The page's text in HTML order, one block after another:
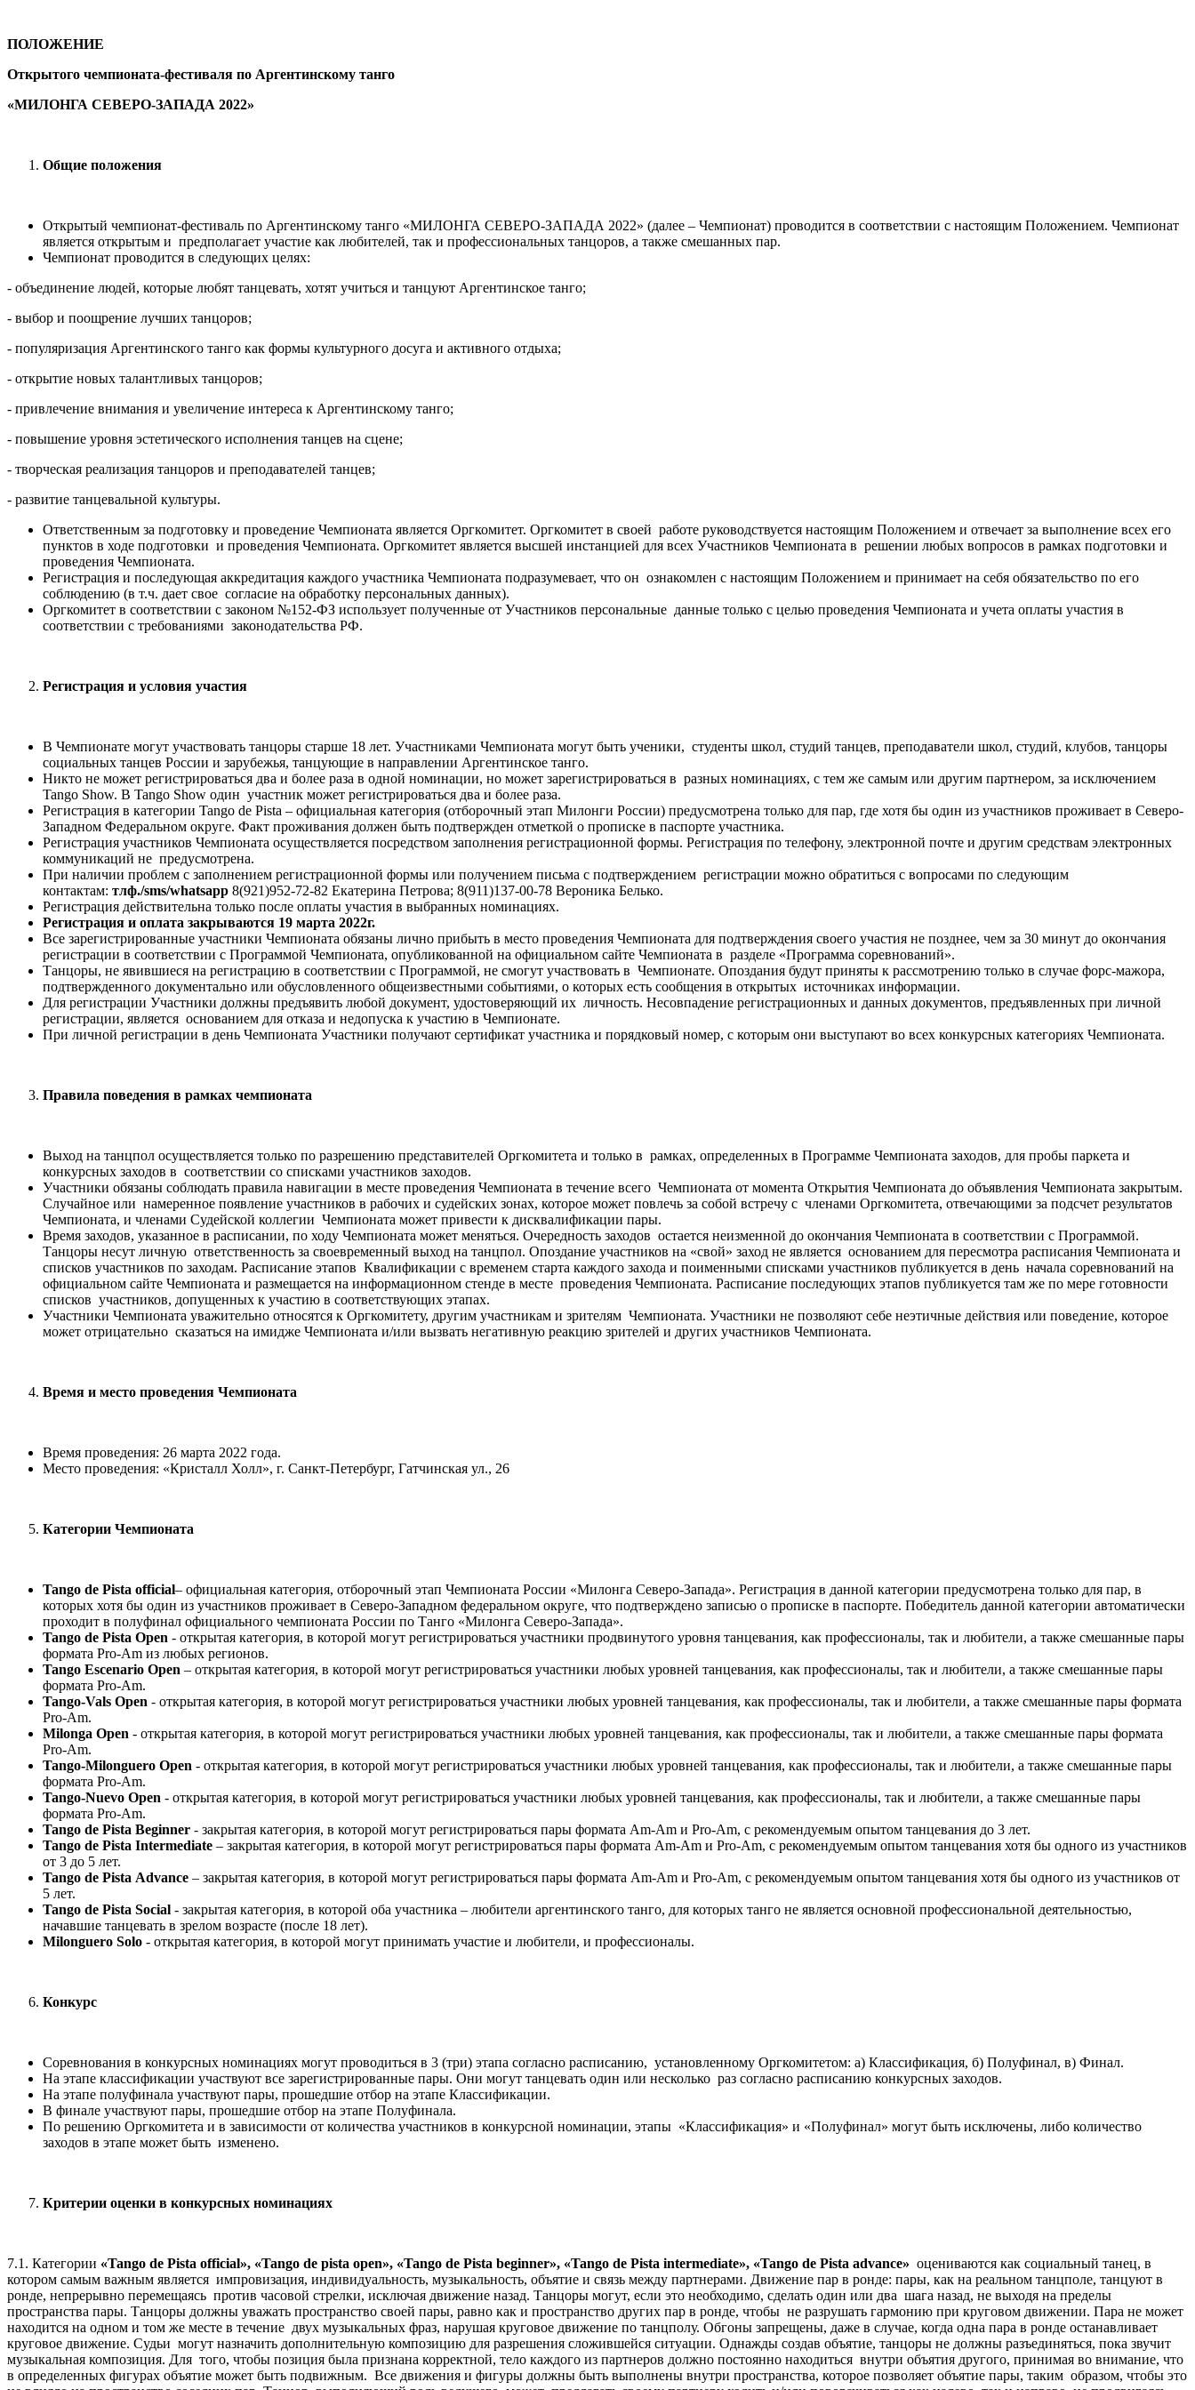
ПОЛОЖЕНИЕ
Открытого чемпионата-фестиваля по Аргентинскому танго
«МИЛОНГА СЕВЕРО-ЗАПАДА 2022»
Общие положения
Открытый чемпионат-фестиваль по Аргентинскому танго «МИЛОНГА СЕВЕРО-ЗАПАДА 2022» (далее – Чемпионат) проводится в соответствии с настоящим Положением. Чемпионат
является открытым и предполагает участие как любителей, так и профессиональных танцоров, а также смешанных пар.
Чемпионат проводится в следующих целях:
- объединение людей, которые любят танцевать, хотят учиться и танцуют Аргентинское танго;
- выбор и поощрение лучших танцоров;
- популяризация Аргентинского танго как формы культурного досуга и активного отдыха;
- открытие новых талантливых танцоров;
- привлечение внимания и увеличение интереса к Аргентинскому танго;
- повышение уровня эстетического исполнения танцев на сцене;
- творческая реализация танцоров и преподавателей танцев;
- развитие танцевальной культуры.
Ответственным за подготовку и проведение Чемпионата является Оргкомитет. Оргкомитет в своей работе руководствуется настоящим Положением и отвечает за выполнение всех его
пунктов в ходе подготовки и проведения Чемпионата. Оргкомитет является высшей инстанцией для всех Участников Чемпионата в решении любых вопросов в рамках подготовки и
проведения Чемпионата.
Регистрация и последующая аккредитация каждого участника Чемпионата подразумевает, что он ознакомлен с настоящим Положением и принимает на себя обязательство по его
соблюдению (в т.ч. дает свое согласие на обработку персональных данных).
Оргкомитет в соответствии с законом №152-ФЗ использует полученные от Участников персональные данные только с целью проведения Чемпионата и учета оплаты участия в
соответствии с требованиями законодательства РФ.
Регистрация и условия участия
В Чемпионате могут участвовать танцоры старше 18 лет. Участниками Чемпионата могут быть ученики, студенты школ, студий танцев, преподаватели школ, студий, клубов, танцоры
социальных танцев России и зарубежья, танцующие в направлении Аргентинское танго.
Никто не может регистрироваться два и более раза в одной номинации, но может зарегистрироваться в разных номинациях, с тем же самым или другим партнером, за исключением
Tango Show. В Tango Show один участник может регистрироваться два и более раза.
Регистрация в категории Tango de Pista – официальная категория (отборочный этап Милонги России) предусмотрена только для пар, где хотя бы один из участников проживает в Северо-
Западном Федеральном округе. Факт проживания должен быть подтвержден отметкой о прописке в паспорте участника.
Регистрация участников Чемпионата осуществляется посредством заполнения регистрационной формы. Регистрация по телефону, электронной почте и другим средствам электронных
коммуникаций не предусмотрена.
При наличии проблем с заполнением регистрационной формы или получением письма с подтверждением регистрации можно обратиться с вопросами по следующим
контактам: тлф./sms/whatsapp 8(921)952-72-82 Екатерина Петрова; 8(911)137-00-78 Вероника Белько.
Регистрация действительна только после оплаты участия в выбранных номинациях.
Регистрация и оплата закрываются 19 марта 2022г.
Все зарегистрированные участники Чемпионата обязаны лично прибыть в место проведения Чемпионата для подтверждения своего участия не позднее, чем за 30 минут до окончания
регистрации в соответствии с Программой Чемпионата, опубликованной на официальном сайте Чемпионата в разделе «Программа соревнований».
Танцоры, не явившиеся на регистрацию в соответствии с Программой, не смогут участвовать в Чемпионате. Опоздания будут приняты к рассмотрению только в случае форс-мажора,
подтвержденного документально или обусловленного общеизвестными событиями, о которых есть сообщения в открытых источниках информации.
Для регистрации Участники должны предъявить любой документ, удостоверяющий их личность. Несовпадение регистрационных и данных документов, предъявленных при личной
регистрации, является основанием для отказа и недопуска к участию в Чемпионате.
При личной регистрации в день Чемпионата Участники получают сертификат участника и порядковый номер, с которым они выступают во всех конкурсных категориях Чемпионата.
Правила поведения в рамках чемпионата
Выход на танцпол осуществляется только по разрешению представителей Оргкомитета и только в рамках, определенных в Программе Чемпионата заходов, для пробы паркета и
конкурсных заходов в соответствии со списками участников заходов.
Участники обязаны соблюдать правила навигации в месте проведения Чемпионата в течение всего Чемпионата от момента Открытия Чемпионата до объявления Чемпионата закрытым.
Случайное или намеренное появление участников в рабочих и судейских зонах, которое может повлечь за собой встречу с членами Оргкомитета, отвечающими за подсчет результатов
Чемпионата, и членами Судейской коллегии Чемпионата может привести к дисквалификации пары.
Время заходов, указанное в расписании, по ходу Чемпионата может меняться. Очередность заходов остается неизменной до окончания Чемпионата в соответствии с Программой.
Танцоры несут личную ответственность за своевременный выход на танцпол. Опоздание участников на «свой» заход не является основанием для пересмотра расписания Чемпионата и
списков участников по заходам. Расписание этапов Квалификации с временем старта каждого захода и поименными списками участников публикуется в день начала соревнований на
официальном сайте Чемпионата и размещается на информационном стенде в месте проведения Чемпионата. Расписание последующих этапов публикуется там же по мере готовности
списков участников, допущенных к участию в соответствующих этапах.
Участники Чемпионата уважительно относятся к Оргкомитету, другим участникам и зрителям Чемпионата. Участники не позволяют себе неэтичные действия или поведение, которое
может отрицательно сказаться на имидже Чемпионата и/или вызвать негативную реакцию зрителей и других участников Чемпионата.
Время и место проведения Чемпионата
Время проведения: 26 марта 2022 года.
Место проведения: «Кристалл Холл», г. Санкт-Петербург, Гатчинская ул., 26
Категории Чемпионата
Tango de Pista official– официальная категория, отборочный этап Чемпионата России «Милонга Северо-Запада». Регистрация в данной категории предусмотрена только для пар, в
которых хотя бы один из участников проживает в Северо-Западном федеральном округе, что подтверждено записью о прописке в паспорте. Победитель данной категории автоматически
проходит в полуфинал официального чемпионата России по Танго «Милонга Северо-Запада».
Tango de Pista Open - открытая категория, в которой могут регистрироваться участники продвинутого уровня танцевания, как профессионалы, так и любители, а также смешанные пары
формата Pro-Am из любых регионов.
Tango Escenario Open – открытая категория, в которой могут регистрироваться участники любых уровней танцевания, как профессионалы, так и любители, а также смешанные пары
формата Pro-Am.
Tango-Vals Open - открытая категория, в которой могут регистрироваться участники любых уровней танцевания, как профессионалы, так и любители, а также смешанные пары формата
Pro-Am.
Milonga Open - открытая категория, в которой могут регистрироваться участники любых уровней танцевания, как профессионалы, так и любители, а также смешанные пары формата
Pro-Am.
Tango-Milonguero Open - открытая категория, в которой могут регистрироваться участники любых уровней танцевания, как профессионалы, так и любители, а также смешанные пары
формата Pro-Am.
Tango-Nuevo Open - открытая категория, в которой могут регистрироваться участники любых уровней танцевания, как профессионалы, так и любители, а также смешанные пары
формата Pro-Am.
Tango de Pista Beginner - закрытая категория, в которой могут регистрироваться пары формата Am-Am и Pro-Am, с рекомендуемым опытом танцевания до 3 лет.
Tango de Pista Intermediate – закрытая категория, в которой могут регистрироваться пары формата Am-Am и Pro-Am, с рекомендуемым опытом танцевания хотя бы одного из участников
от 3 до 5 лет.
Tango de Pista Advance – закрытая категория, в которой могут регистрироваться пары формата Am-Am и Pro-Am, с рекомендуемым опытом танцевания хотя бы одного из участников от
5 лет.
Tango de Pista Social - закрытая категория, в которой оба участника – любители аргентинского танго, для которых танго не является основной профессиональной деятельностью,
начавшие танцевать в зрелом возрасте (после 18 лет).
Milonguero Solo - открытая категория, в которой могут принимать участие и любители, и профессионалы.
Конкурс
Соревнования в конкурсных номинациях могут проводиться в 3 (три) этапа согласно расписанию, установленному Оргкомитетом: а) Классификация, б) Полуфинал, в) Финал.
На этапе классификации участвуют все зарегистрированные пары. Они могут танцевать один или несколько раз согласно расписанию конкурсных заходов.
На этапе полуфинала участвуют пары, прошедшие отбор на этапе Классификации.
В финале участвуют пары, прошедшие отбор на этапе Полуфинала.
По решению Оргкомитета и в зависимости от количества участников в конкурсной номинации, этапы «Классификация» и «Полуфинал» могут быть исключены, либо количество
заходов в этапе может быть изменено.
Критерии оценки в конкурсных номинациях
7.1. Категории «Tango de Pista official», «Tango de pista open», «Tango de Pista beginner», «Tango de Pista intermediate», «Tango de Pista advance» оцениваются как социальный танец, в
котором самым важным является импровизация, индивидуальность, музыкальность, объятие и связь между партнерами. Движение пар в ронде: пары, как на реальном танцполе, танцуют в
ронде, непрерывно перемещаясь против часовой стрелки, исключая движение назад. Танцоры могут, если это необходимо, сделать один или два шага назад, не выходя на пределы
пространства пары. Танцоры должны уважать пространство своей пары, равно как и пространство других пар в ронде, чтобы не разрушать гармонию при круговом движении. Пара не может
находится на одном и том же месте в течение двух музыкальных фраз, нарушая круговое движение по танцполу. Обгоны запрещены, даже в случае, когда одна пара в ронде останавливает
круговое движение. Судьи могут назначить дополнительную композицию для разрешения сложившейся ситуации. Однажды создав объятие, танцоры не должны разъединяться, пока звучит
музыкальная композиция. Для того, чтобы позиция была признана корректной, тело каждого из партнеров должно постоянно находиться внутри объятия другого, принимая во внимание, что
в определенных фигурах объятие может быть подвижным. Все движения и фигуры должны быть выполнены внутри пространства, которое позволяет объятие пары, таким образом, чтобы это